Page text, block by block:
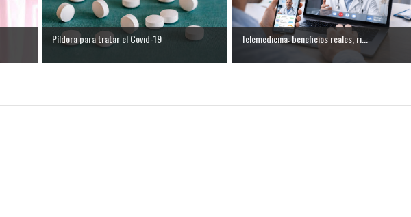
Píldora para tratar el Covid-19 Telemedicina: beneficios reales, ri...